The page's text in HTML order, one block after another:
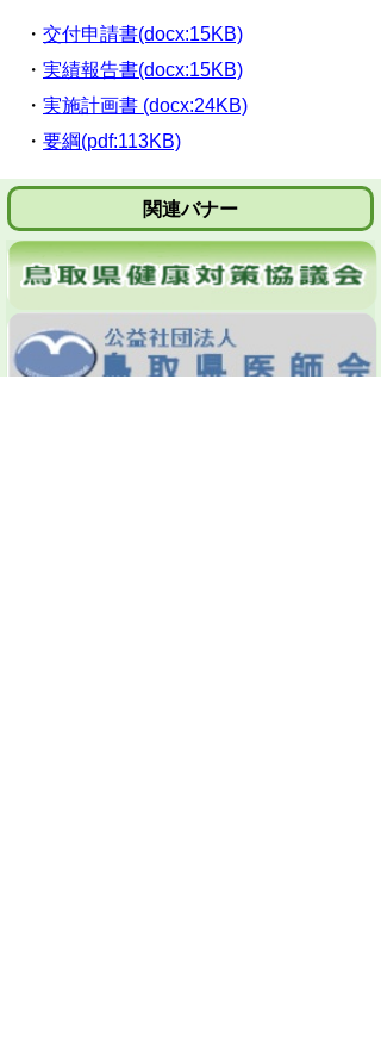
・ 交付申請書(docx:15KB)
・ 実績報告書(docx:15KB)
・ 実施計画書 (docx:24KB)
・ 要綱(pdf:113KB)
関連バナー